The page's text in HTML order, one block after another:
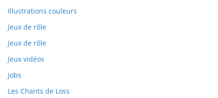
Illustrations couleurs
Jeux de rôle
Jeux de rôle
Jeux vidéos
Jobs
Les Chants de Loss